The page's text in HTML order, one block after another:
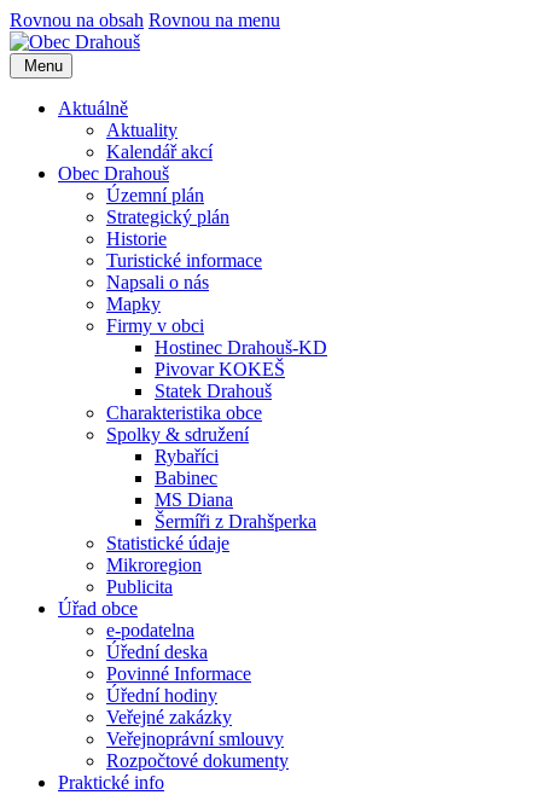
Rovnou na obsah Rovnou na menu
Menu
Aktuálně
Aktuality
Kalendář akcí
Obec Drahouš
Územní plán
Strategický plán
Historie
Turistické informace
Napsali o nás
Mapky
Firmy v obci
Hostinec Drahouš-KD
Pivovar KOKEŠ
Statek Drahouš
Charakteristika obce
Spolky & sdružení
Rybaříci
Babinec
MS Diana
Šermíři z Drahšperka
Statistické údaje
Mikroregion
Publicita
Úřad obce
e-podatelna
Úřední deska
Povinné Informace
Úřední hodiny
Veřejné zakázky
Veřejnoprávní smlouvy
Rozpočtové dokumenty
Praktické info